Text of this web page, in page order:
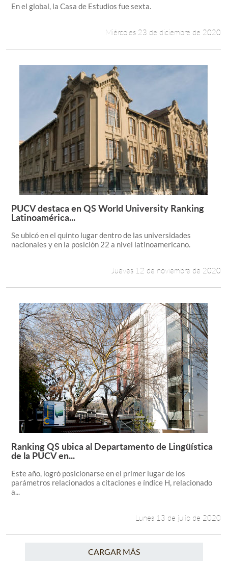
En el global, la Casa de Estudios fue sexta.
Miércoles 23 de diciembre de 2020
Leer más +
PUCV destaca en QS World University Ranking
Latinoamérica...
Se ubicó en el quinto lugar dentro de las universidades
nacionales y en la posición 22 a nivel latinoamericano.
Jueves 12 de noviembre de 2020
Leer más +
Ranking QS ubica al Departamento de Lingüística
de la PUCV en...
Este año, logró posicionarse en el primer lugar de los
parámetros relacionados a citaciones e índice H, relacionado
a...
Lunes 13 de julio de 2020
CARGAR MÁS